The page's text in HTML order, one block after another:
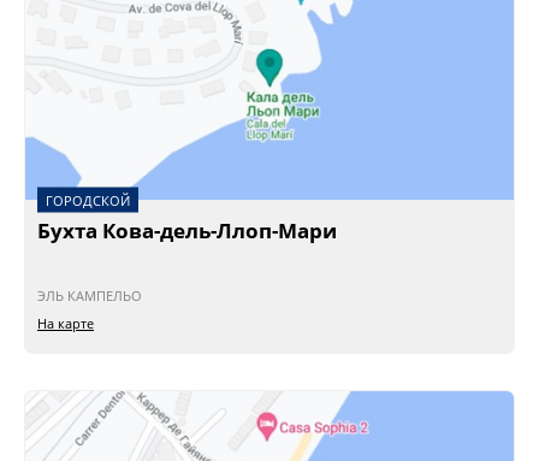
ГОРОДСКОЙ
Бухта Кова-дель-Ллоп-Мари
ЭЛЬ КАМПЕЛЬО
На карте